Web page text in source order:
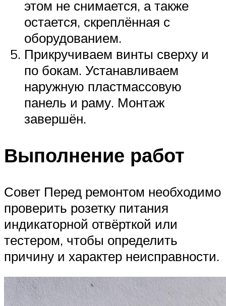
этом не снимается, а также
остается, скреплённая с
оборудованием.
Прикручиваем винты сверху и
по бокам. Устанавливаем
наружную пластмассовую
панель и раму. Монтаж
завершён.
Выполнение работ
Совет Перед ремонтом необходимо
проверить розетку питания
индикаторной отвёрткой или
тестером, чтобы определить
причину и характер неисправности.